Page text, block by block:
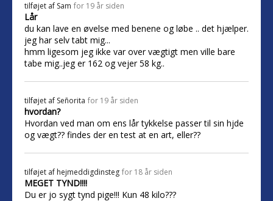
tilføjet af Sam for 19 år siden
Lår
du kan lave en øvelse med benene og løbe .. det hjælper.
jeg har selv tabt mig...
hmm ligesom jeg ikke var over vægtigt men ville bare
tabe mig..jeg er 162 og vejer 58 kg..
tilføjet af Señorita for 19 år siden
hvordan?
Hvordan ved man om ens lår tykkelse passer til sin hjde
og vægt?? findes der en test at en art, eller??
tilføjet af hejmeddigdinsteg for 18 år siden
MEGET TYND!!!!
Du er jo sygt tynd pige!!! Kun 48 kilo???